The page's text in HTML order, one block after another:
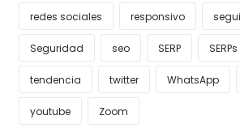
redes sociales responsivo
Seguridad seo SERP SERPs
tendencia twitter WhatsApp
youtube Zoom